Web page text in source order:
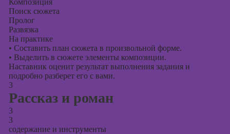
Композиция
Поиск сюжета
Пролог
Развязка
На практике
• Составить план сюжета в произвольной форме.
• Выделить в сюжете элементы композиции.
Наставник оценит результат выполнения задания и
подробно разберет его с вами.
3
Рассказ и роман
3
3
содержание и инструменты